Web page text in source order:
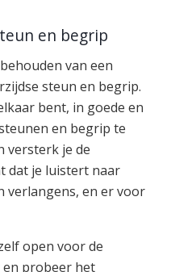
en begrip
van een
steun en begrip.
bent, in goede en
en begrip te
versterk je de
dat je luistert naar
verlangens, en er voor
open voor de
en probeer het